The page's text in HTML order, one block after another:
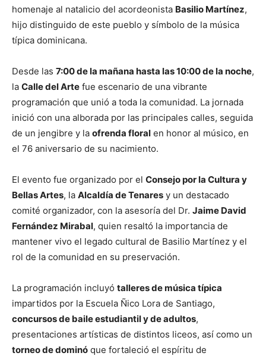
homenaje al natalicio del acordeonista Basilio Martínez,
hijo distinguido de este pueblo y símbolo de la música
típica dominicana.
Desde las 7:00 de la mañana hasta las 10:00 de la noche,
la Calle del Arte fue escenario de una vibrante
programación que unió a toda la comunidad. La jornada
inició con una alborada por las principales calles, seguida
de un jengibre y la ofrenda floral en honor al músico, en
el 76 aniversario de su nacimiento.
El evento fue organizado por el Consejo por la Cultura y
Bellas Artes, la Alcaldía de Tenares y un destacado
comité organizador, con la asesoría del Dr. Jaime David
Fernández Mirabal, quien resaltó la importancia de
mantener vivo el legado cultural de Basilio Martínez y el
rol de la comunidad en su preservación.
La programación incluyó talleres de música típica
impartidos por la Escuela Ñico Lora de Santiago,
concursos de baile estudiantil y de adultos,
presentaciones artísticas de distintos liceos, así como un
torneo de dominó que fortaleció el espíritu de